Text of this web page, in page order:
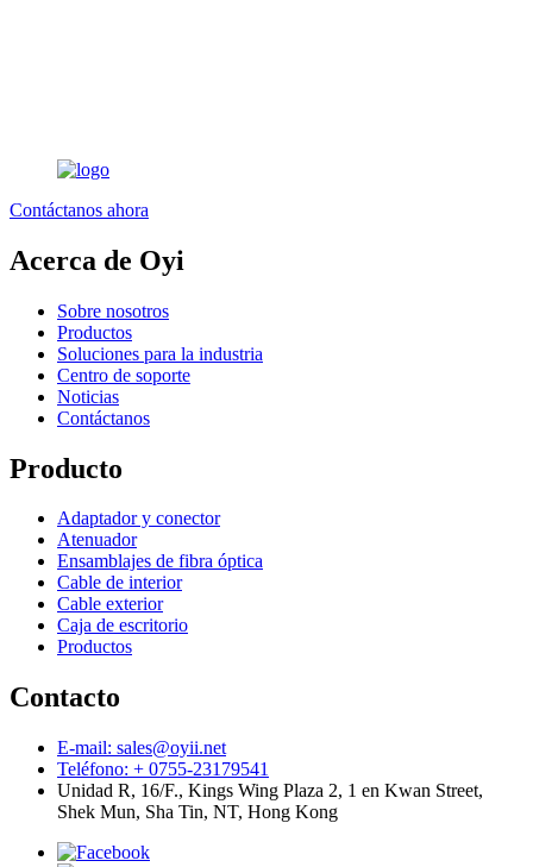
Contáctanos ahora
Acerca de Oyi
Sobre nosotros
Productos
Soluciones para la industria
Centro de soporte
Noticias
Contáctanos
Producto
Adaptador y conector
Atenuador
Ensamblajes de fibra óptica
Cable de interior
Cable exterior
Caja de escritorio
Productos
Contacto
E-mail: sales@oyii.net
Teléfono: + 0755-23179541
Unidad R, 16/F., Kings Wing Plaza 2, 1 en Kwan Street,
Shek Mun, Sha Tin, NT, Hong Kong